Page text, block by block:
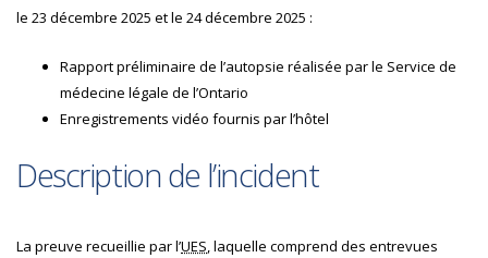
le 23 décembre 2025 et le 24 décembre 2025 :
Rapport préliminaire de l’autopsie réalisée par le Service de
médecine légale de l’Ontario
Enregistrements vidéo fournis par l’hôtel
Description de l’incident
La preuve recueillie par l’UES, laquelle comprend des entrevues